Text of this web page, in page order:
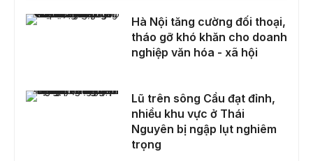
Hà Nội tăng cường đối thoại, tháo gỡ khó khăn cho doanh nghiệp văn hóa - xã hội
Hà Nội tăng cường đối thoại,
tháo gỡ khó khăn cho doanh
nghiệp văn hóa - xã hội
Lũ trên sông Cầu đạt đỉnh, nhiều khu vực ở Thái Nguyên bị ngập lụt nghiêm trọng
Lũ trên sông Cầu đạt đỉnh,
nhiều khu vực ở Thái
Nguyên bị ngập lụt nghiêm
trọng